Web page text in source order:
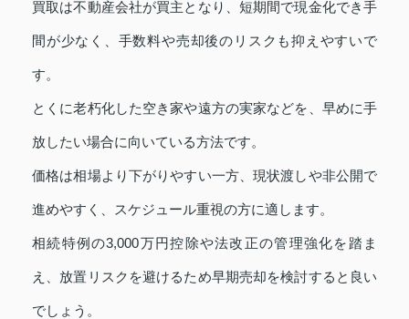
買取は不動産会社が買主となり、短期間で現金化でき手
間が少なく、手数料や売却後のリスクも抑えやすいで
す。
とくに老朽化した空き家や遠方の実家などを、早めに手
放したい場合に向いている方法です。
価格は相場より下がりやすい一方、現状渡しや非公開で
進めやすく、スケジュール重視の方に適します。
相続特例の3,000万円控除や法改正の管理強化を踏ま
え、放置リスクを避けるため早期売却を検討すると良い
でしょう。